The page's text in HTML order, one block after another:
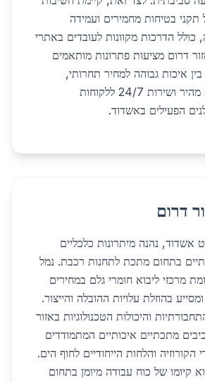
בטיחות מחמירים ועמידה
כולל הדרכות מקוונות לעובדים באתרי
דרום מציעות פתרונות מותאמים
איכות גבוהה למחיר תחרותי,
ומאפשרות משלוח מהיר ושירות 24/7 ללקוחות
הפעילים באשדוד.
דרום
אשדוד, נהנה מיתרונות כלכליים
בתחום מתכת לתחנות רכבת. נמל
מרכזי ליבוא חומרי גלם במחירים
בהוזלת עלויות ההובלה והייצור.
והיכולות הטכנולוגיות באזור
מתכתיים איכותיים המתמודדים
והלחות הייחודיים לחוף הים.
קיומו של כוח עבודה מיומן בתחום